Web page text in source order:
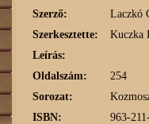
Szerző:
Laczkó
Szerkesztette:
Kuczka
Leírás:
Oldalszám:
254
Sorozat:
ISBN:
963-